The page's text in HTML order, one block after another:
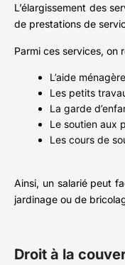
L’élargissement des
de prestations de
Parmi ces services, on
L’aide ménagère
Les petits
La garde
Le soutien aux
Les cours de
Ainsi, un salarié peut
jardinage ou de
Droit à la